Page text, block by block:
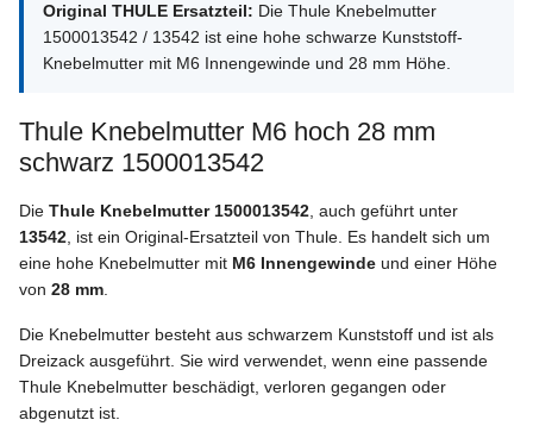
Original THULE Ersatzteil: Die Thule Knebelmutter
1500013542 / 13542 ist eine hohe schwarze Kunststoff-
Knebelmutter mit M6 Innengewinde und 28 mm Höhe.
Thule Knebelmutter M6 hoch 28 mm
schwarz 1500013542
Die Thule Knebelmutter 1500013542 , auch geführt unter
13542 , ist ein Original-Ersatzteil von Thule. Es handelt sich um
eine hohe Knebelmutter mit M6 Innengewinde und einer Höhe
von 28 mm
Die Knebelmutter besteht aus schwarzem Kunststoff und ist als
Dreizack ausgeführt. Sie wird verwendet, wenn eine passende
Thule Knebelmutter beschädigt, verloren gegangen oder
abgenutzt ist.